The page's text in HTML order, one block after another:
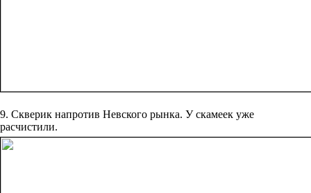
9. Скверик напротив Невского рынка. У скамеек уже
расчистили.